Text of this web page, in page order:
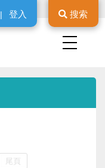
登入 搜索
尾頁